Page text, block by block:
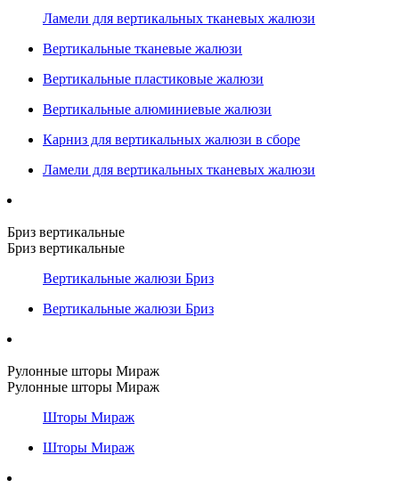
Ламели для вертикальных тканевых жалюзи
Вертикальные тканевые жалюзи
Вертикальные пластиковые жалюзи
Вертикальные алюминиевые жалюзи
Карниз для вертикальных жалюзи в сборе
Ламели для вертикальных тканевых жалюзи
Бриз вертикальные
Бриз вертикальные
Вертикальные жалюзи Бриз
Вертикальные жалюзи Бриз
Рулонные шторы Мираж
Рулонные шторы Мираж
Шторы Мираж
Шторы Мираж